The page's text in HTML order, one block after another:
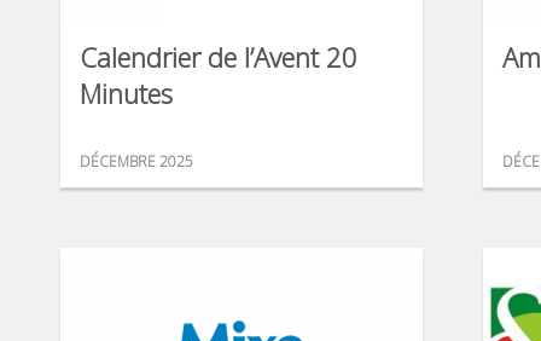
Calendrier de l’Avent 20
Minutes
DÉCEMBRE 2025